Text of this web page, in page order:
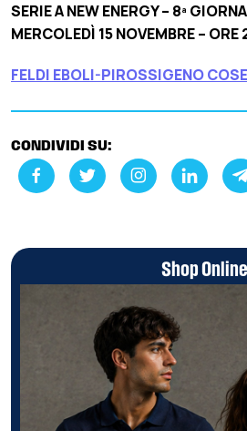
SERIE A NEW ENERGY – 8ª
MERCOLEDÌ 15 NOVEMBRE –
FELDI EBOLI-PIROSSIGENO
CONDIVIDI SU:
Shop Online